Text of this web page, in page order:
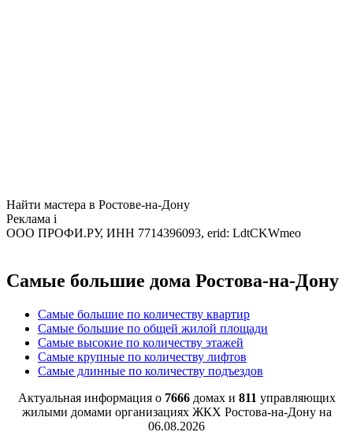
Найти мастера в Ростове-на-Дону
Реклама i
ООО ПРОФИ.РУ, ИНН 7714396093, erid: LdtCKWmeo
Самые большие дома Ростова-на-Дону
Самые большие по количеству квартир
Самые большие по общей жилой площади
Самые высокие по количеству этажей
Самые крупные по количеству лифтов
Самые длинные по количеству подъездов
Актуальная информация о 7666 домах и 811 управляющих
жилыми домами организациях ЖКХ Ростова-на-Дону на
06.08.2026